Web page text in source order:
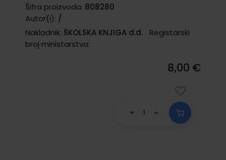
Šifra proizvoda: 808280
Autor(i): /
Nakladnik: ŠKOLSKA KNJIGA d.d.
Registarski
broj ministarstva:
8,00 €